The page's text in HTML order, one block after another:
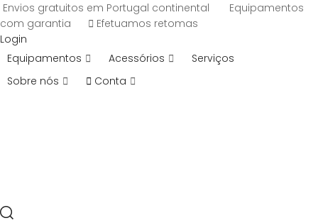
Envios gratuitos em Portugal continental
Equipamentos
com garantia
Efetuamos retomas
Login
Equipamentos
Acessórios
Serviços
Sobre nós
Conta